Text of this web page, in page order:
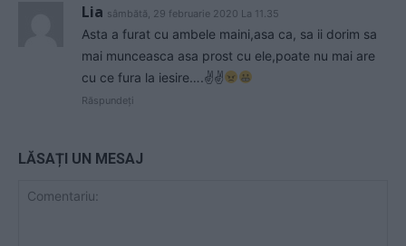
Lia sâmbătă, 29 februarie 2020 La 11.35
Asta a furat cu ambele maini,asa ca, sa ii dorim sa
mai munceasca asa prost cu ele,poate nu mai are
cu ce fura la iesire….✌✌
Răspundeți
LĂSAȚI UN MESAJ